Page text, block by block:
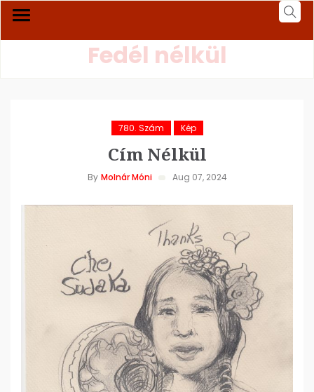
Fedél nélkül
780. Szám Kép
Cím Nélkül
By Molnár Móni Aug 07, 2024